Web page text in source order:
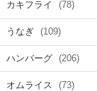
カキフライ (78)
うなぎ (109)
ハンバーグ (206)
オムライス (73)